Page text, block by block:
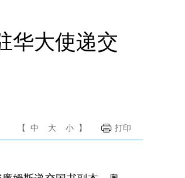
华大使递交
【 中 大 小 】 打印